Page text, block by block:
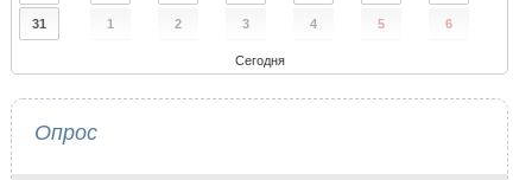
31 1 2 3 4 5 6
Сегодня
Опрос